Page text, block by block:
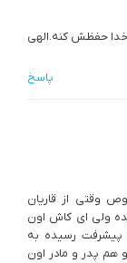
خدا حفظش کنه.الهی
پاسخ
وقتی از قاریان
ولی ای کاش اون
رسیده به
پدر و مادر اون